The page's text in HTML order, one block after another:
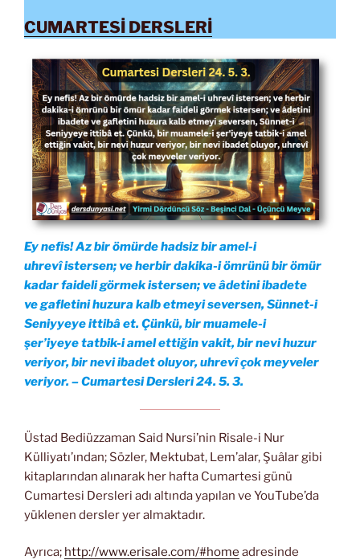
CUMARTESİ DERSLERİ
Ey nefis! Az bir ömürde hadsiz bir amel-i
uhrevî istersen; ve herbir dakika-i ömrünü bir ömür
kadar faideli görmek istersen; ve âdetini ibadete
ve gafletini huzura kalb etmeyi seversen, Sünnet-i
Seniyyeye ittibâ et. Çünkü, bir muamele-i
şer’iyeye tatbik-i amel ettiğin vakit, bir nevi huzur
veriyor, bir nevi ibadet oluyor, uhrevî çok meyveler
veriyor. – Cumartesi Dersleri 24. 5. 3.
Üstad Bediüzzaman Said Nursi’nin Risale-i Nur
Külliyatı’ından; Sözler, Mektubat, Lem’alar, Şuâlar gibi
kitaplarından alınarak her hafta Cumartesi günü
Cumartesi Dersleri adı altında yapılan ve YouTube’da
yüklenen dersler yer almaktadır.
Ayrıca; http://www.erisale.com/#home adresinde